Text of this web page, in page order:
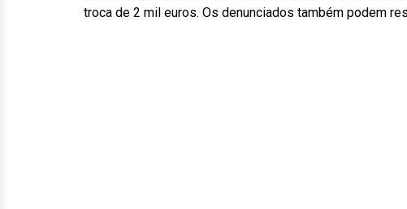
troca de 2 mil euros. Os denunciados também podem